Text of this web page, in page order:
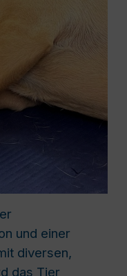
und einer
diversen,
das Tier